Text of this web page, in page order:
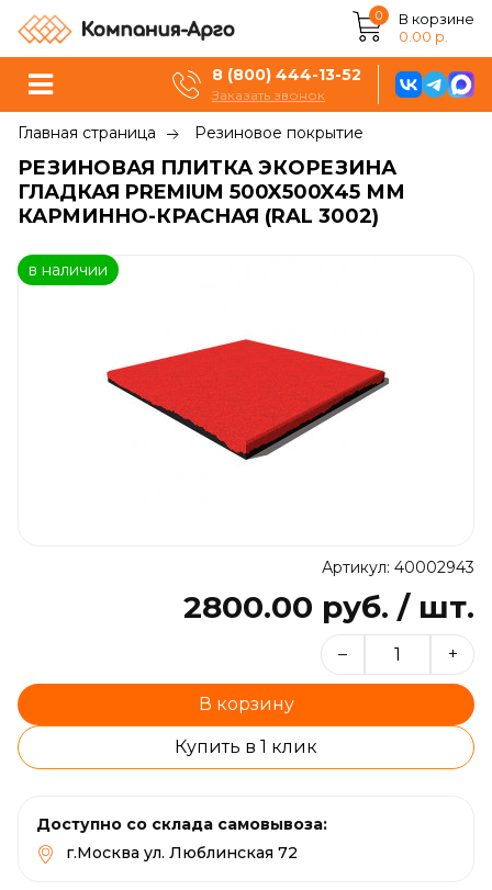
0
В корзине
0.00 р.
8 (800) 444-13-52
Заказать звонок
Главная страница Резиновое покрытие
РЕЗИНОВАЯ ПЛИТКА ЭКОРЕЗИНА
ГЛАДКАЯ PREMIUM 500X500X45 ММ
КАРМИННО-КРАСНАЯ (RAL 3002)
в наличии
Артикул: 40002943
2800.00 руб. / шт.
– +
В корзину
Купить в 1 клик
Доступно со склада самовывоза:
г.Москва ул. Люблинская 72